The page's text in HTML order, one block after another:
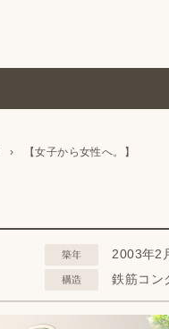
› 【女子から女性へ。】
築年 2003年2
構造 鉄筋コン